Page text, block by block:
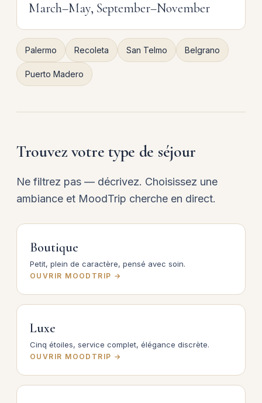
March–May, September–November
Palermo Recoleta San Telmo Belgrano
Puerto Madero
Trouvez votre type de séjour
Ne filtrez pas — décrivez. Choisissez une
ambiance et MoodTrip cherche en direct.
Boutique
Petit, plein de caractère, pensé avec soin.
OUVRIR MOODTRIP →
Luxe
Cinq étoiles, service complet, élégance discrète.
OUVRIR MOODTRIP →